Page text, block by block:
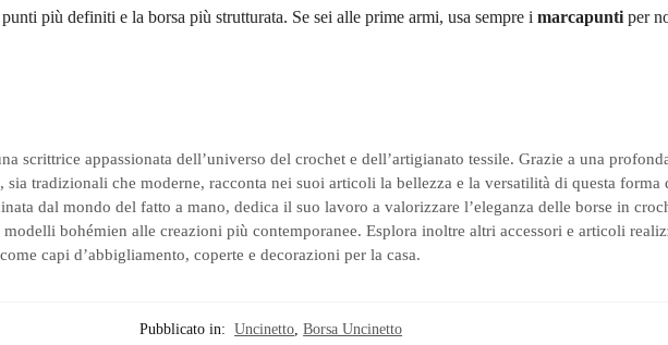
più definiti e la borsa più strutturata. Se sei alle prime armi, usa sempre i marcapunti per
scrittrice appassionata dell’universo del crochet e dell’artigianato tessile. Grazie a una
sia tradizionali che moderne, racconta nei suoi articoli la bellezza e la versatilità di questa forma
dal mondo del fatto a mano, dedica il suo lavoro a valorizzare l’eleganza delle borse in
modelli bohémien alle creazioni più contemporanee. Esplora inoltre altri accessori e articoli
capi d’abbigliamento, coperte e decorazioni per la casa.
Pubblicato in: Uncinetto,Borsa Uncinetto